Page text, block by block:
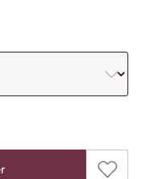
la valeur